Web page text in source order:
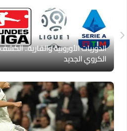
الدوريات الأوروبية والقارية..
الكروي الجديد